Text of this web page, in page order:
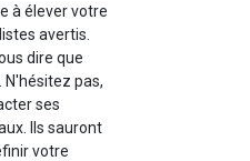
à élever votre
avertis.
dire que
N'hésitez pas,
ses
Ils sauront
votre